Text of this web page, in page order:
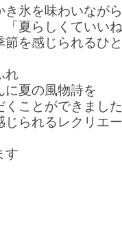
き氷を味わいながら
「夏らしくていい
節を感じられるひ
れ
夏の風物詩を
くことができまし
じられるレクリエ
す